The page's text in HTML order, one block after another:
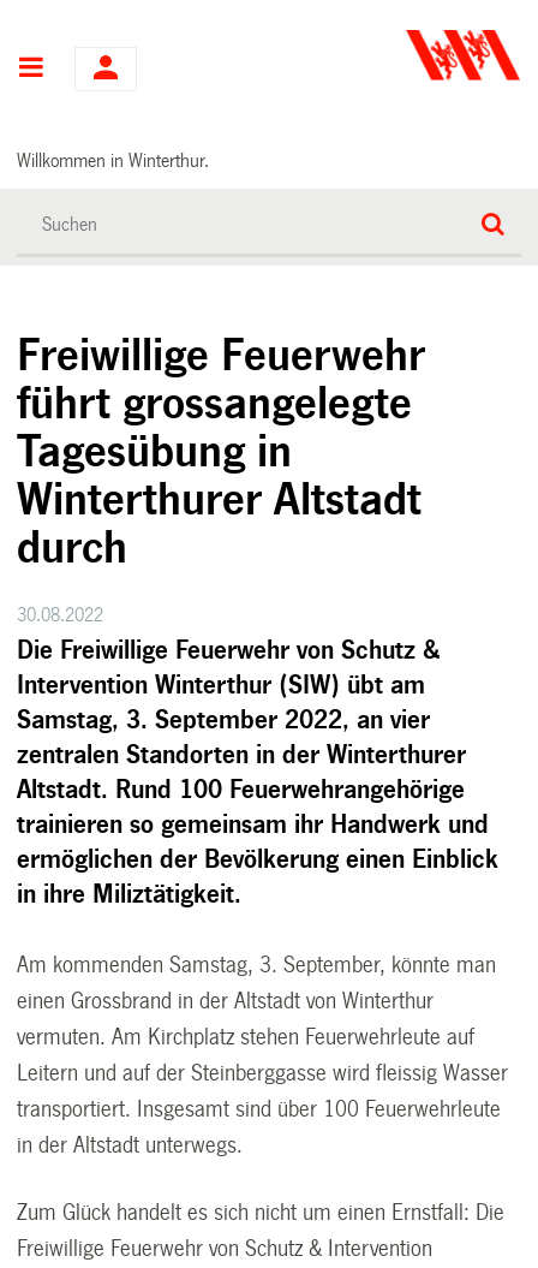
Hauptnavigation
Willkommen in Winterthur.
Freiwillige Feuerwehr
führt grossangelegte
Tagesübung in
Winterthurer Altstadt
durch
30.08.2022
Die Freiwillige Feuerwehr von Schutz &
Intervention Winterthur (SIW) übt am
Samstag, 3. September 2022, an vier
zentralen Standorten in der Winterthurer
Altstadt. Rund 100 Feuerwehrangehörige
trainieren so gemeinsam ihr Handwerk und
ermöglichen der Bevölkerung einen Einblick
in ihre Miliztätigkeit.
Am kommenden Samstag, 3. September, könnte man
einen Grossbrand in der Altstadt von Winterthur
vermuten. Am Kirchplatz stehen Feuerwehrleute auf
Leitern und auf der Steinberggasse wird fleissig Wasser
transportiert. Insgesamt sind über 100 Feuerwehrleute
in der Altstadt unterwegs.
Zum Glück handelt es sich nicht um einen Ernstfall: Die
Freiwillige Feuerwehr von Schutz & Intervention